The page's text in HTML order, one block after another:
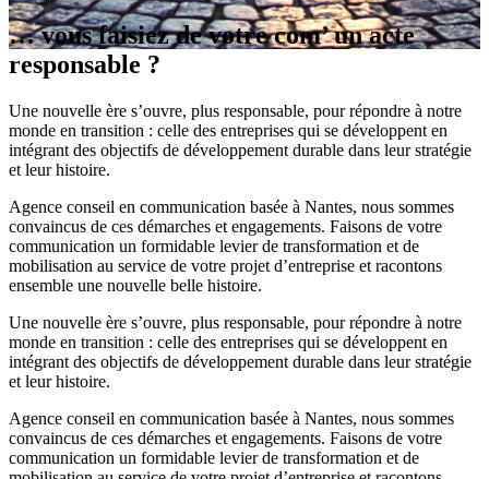
… vous faisiez de votre com’ un acte
responsable ?
Une nouvelle ère s’ouvre, plus responsable, pour répondre à notre
monde en transition : celle des entreprises qui se développent en
intégrant des objectifs de développement durable dans leur stratégie
et leur histoire.
Agence conseil en communication basée à Nantes, nous sommes
convaincus de ces démarches et engagements. Faisons de votre
communication un formidable levier de transformation et de
mobilisation au service de votre projet d’entreprise et racontons
ensemble une nouvelle belle histoire.
Une nouvelle ère s’ouvre, plus responsable, pour répondre à notre
monde en transition : celle des entreprises qui se développent en
intégrant des objectifs de développement durable dans leur stratégie
et leur histoire.
Agence conseil en communication basée à Nantes, nous sommes
convaincus de ces démarches et engagements. Faisons de votre
communication un formidable levier de transformation et de